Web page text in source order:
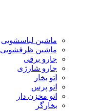
ماشین لباسشویی
ماشین ظرفشویی
جارو برقی
جارو شارژی
اتو بخار
اتو پرس
اتو مخزن دار
بخارگر